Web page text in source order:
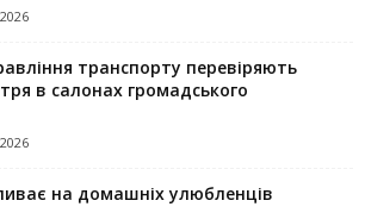
транспорту перевіряють
в салонах громадського
на домашніх улюбленців